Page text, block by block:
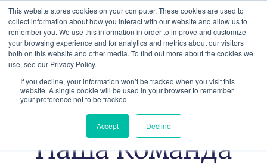
This website stores cookies on your computer. These cookies are used to
collect information about how you interact with our website and allow us to
remember you. We use this information in order to improve and customize
your browsing experience and for analytics and metrics about our visitors
both on this website and other media. To find out more about the cookies we
use, see our Privacy Policy.
If you decline, your information won’t be tracked when you visit this
website. A single cookie will be used in your browser to remember
your preference not to be tracked.
Accept Decline
содержимому
Наша Команда